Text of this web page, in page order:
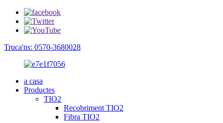
Truca'ns: 0570-3680028
a casa
Productes
TIO2
Recobriment TIO2
Fibra TIO2